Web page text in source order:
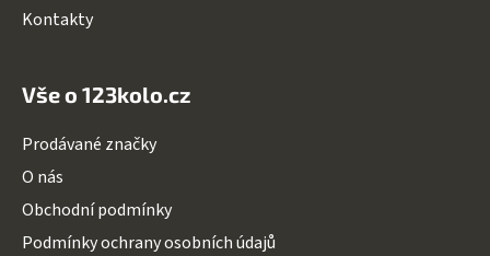
Kontakty
Vše o 123kolo.cz
Prodávané značky
O nás
Obchodní podmínky
Podmínky ochrany osobních údajů